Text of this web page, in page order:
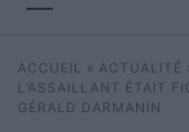
Rechercher
ACCUEIL » ACTUALITÉ
L’ASSAILLANT ÉTAIT
GÉRALD DARMANIN